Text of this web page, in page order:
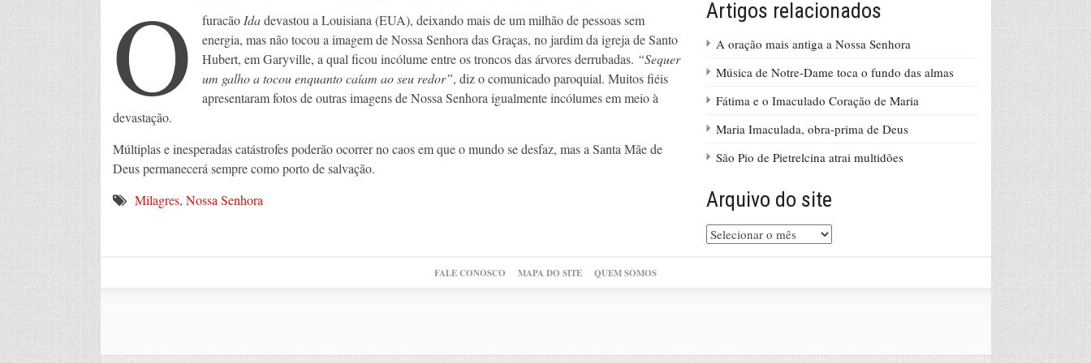
O furacão Idadevastou a Louisiana (EUA), deixando mais de um milhão de pessoas sem
energia, mas não tocou a imagem de Nossa Senhora das Graças, no jardim da igreja de Santo
Hubert, em Garyville, a qual ficou incólume entre os troncos das árvores derrubadas. “Sequer
um galho a tocou enquanto caíam ao seu redor”, diz o comunicado paroquial. Muitos fiéis
apresentaram fotos de outras imagens de Nossa Senhora igualmente incólumes em meio à
devastação.
Múltiplas e inesperadas catástrofes poderão ocorrer no caos em que o mundo se desfaz, mas a Santa Mãe de
Deus permanecerá sempre como porto de salvação.
Milagres, Nossa Senhora
Artigos relacionados
A oração mais antiga a Nossa Senhora
Música de Notre-Dame toca o fundo das almas
Fátima e o Imaculado Coração de Maria
Maria Imaculada, obra-prima de Deus
São Pio de Pietrelcina atrai multidões
Arquivo do site
Arquivo
do
FALE CONOSCO MAPA DO SITE QUEM SOMOS